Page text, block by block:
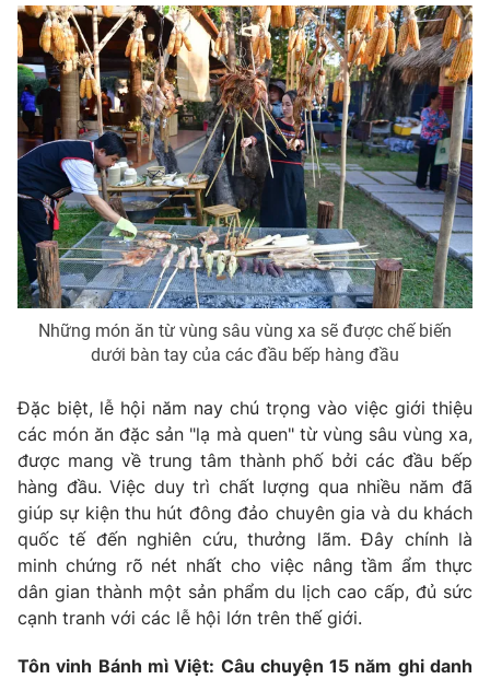
Những món ăn từ vùng sâu vùng xa sẽ được chế biến
dưới bàn tay của các đầu bếp hàng đầu
Đặc biệt, lễ hội năm nay chú trọng vào việc giới thiệu
các món ăn đặc sản "lạ mà quen" từ vùng sâu vùng xa,
được mang về trung tâm thành phố bởi các đầu bếp
hàng đầu. Việc duy trì chất lượng qua nhiều năm đã
giúp sự kiện thu hút đông đảo chuyên gia và du khách
quốc tế đến nghiên cứu, thưởng lãm. Đây chính là
minh chứng rõ nét nhất cho việc nâng tầm ẩm thực
dân gian thành một sản phẩm du lịch cao cấp, đủ sức
cạnh tranh với các lễ hội lớn trên thế giới.
Tôn vinh Bánh mì Việt: Câu chuyện 15 năm ghi danh